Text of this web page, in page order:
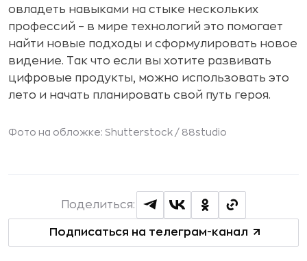
овладеть навыками на стыке нескольких
профессий – в мире технологий это помогает
найти новые подходы и сформулировать новое
видение. Так что если вы хотите развивать
цифровые продукты, можно использовать это
лето и начать планировать свой путь героя.
Фото на обложке: Shutterstock / 88studio
Подписаться на телеграм-канал
Поделиться: